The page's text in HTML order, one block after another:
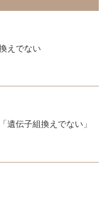
えでない
遺伝子組換えでない」